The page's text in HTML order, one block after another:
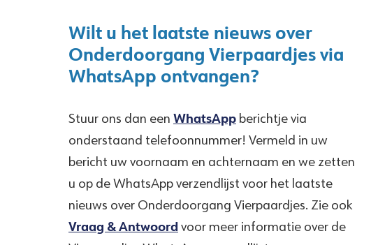
Wilt u het laatste nieuws over
Onderdoorgang Vierpaardjes via
WhatsApp ontvangen?
Stuur ons dan een WhatsApp berichtje via
onderstaand telefoonnummer! Vermeld in uw
bericht uw voornaam en achternaam en we zetten
u op de WhatsApp verzendlijst voor het laatste
nieuws over Onderdoorgang Vierpaardjes. Zie ook
Vraag & Antwoordvoor meer informatie over de